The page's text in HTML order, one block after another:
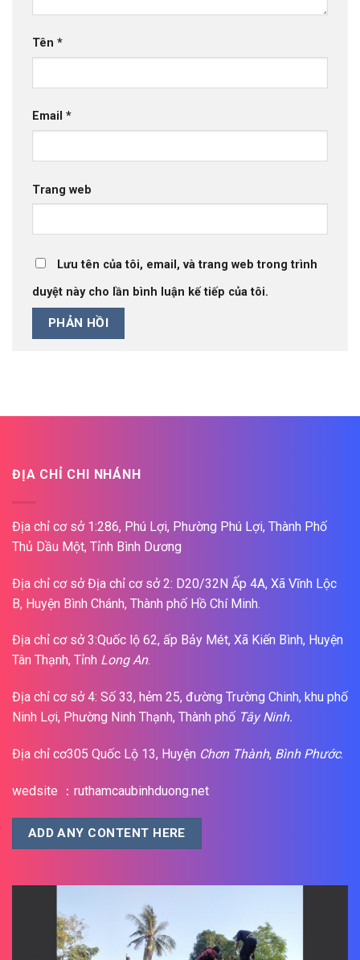
Tên *
Email *
Trang web
Lưu tên của tôi, email, và trang web trong trình
duyệt này cho lần bình luận kế tiếp của tôi.
ĐỊA CHỈ CHI NHÁNH
Địa chỉ cơ sở 1:286, Phú Lợi, Phường Phú Lợi, Thành Phố
Thủ Dầu Một, Tỉnh Bình Dương
Địa chỉ cơ sở Địa chỉ cơ sở 2: D20/32N Ấp 4A, Xã Vĩnh Lộc
B, Huyện Bình Chánh, Thành phố Hồ Chí Minh.
Địa chỉ cơ sở 3:Quốc lộ 62, ấp Bảy Mét, Xã Kiến Bình, Huyện
Tân Thạnh, Tỉnh Long An.
Địa chỉ cơ sở 4: Số 33, hẻm 25, đường Trường Chinh, khu phố
Ninh Lợi, Phường Ninh Thạnh, Thành phố Tây Ninh.
Địa chỉ cơ305 Quốc Lộ 13, Huyện Chơn Thành, Bình Phước.
wedsite ：ruthamcaubinhduong.net
ADD ANY CONTENT HERE